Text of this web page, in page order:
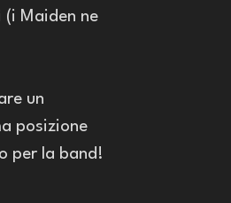
(i Maiden ne
un
posizione
per la band!